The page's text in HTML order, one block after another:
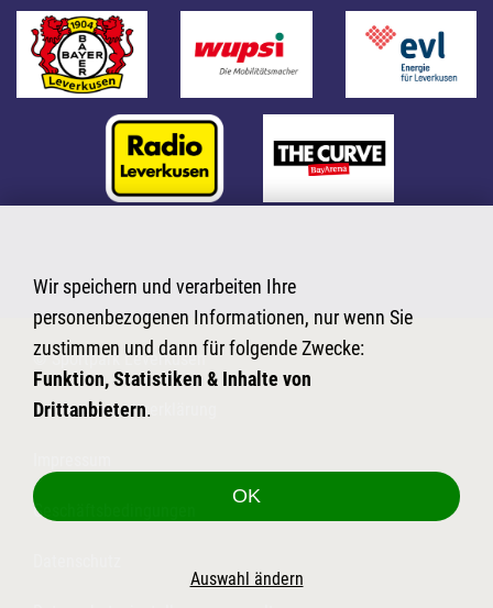
© Sportpark Leverkusen
Barrierefreiheitserklärung
Geschäftsbedingungen
Wir speichern und verarbeiten Ihre
personenbezogenen Informationen, nur wenn Sie
zustimmen und dann für folgende Zwecke:
Funktion, Statistiken & Inhalte von
Drittanbietern.
Auswahl ändern
OK